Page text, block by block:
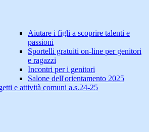
Aiutare i figli a scoprire talenti e
passioni
Sportelli gratuiti on-line per genitori
e ragazzi
Incontri per i genitori
Salone dell'orientamento 2025
e attività comuni a.s.24-25